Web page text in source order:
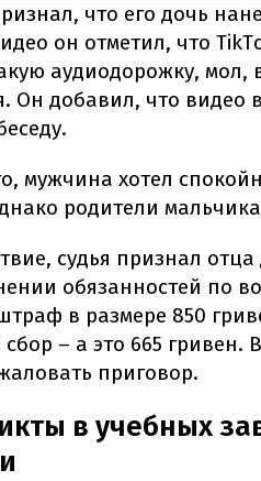
что его дочь
он отметил, что
аудиодорожку, мол,
Он добавил, что видео
мужчина хотел
родители
судья признал
обязанностей по
в размере 850
– а это 665
приговор.
в учебных